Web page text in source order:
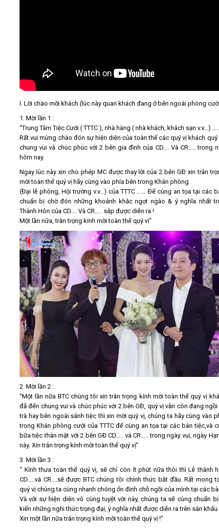
Tìm kiếm
I. Lời chào mời khách (lúc này quan khách đang ở bên ngoài phòng
1. Mời lần 1 :
“Trung Tâm Tiệc Cưới ( TTTC ), nhà hàng ( nhà khách, khách sạn v.v…)
Rất vui mừng chào đón sự hiện diện của toàn thể các quý vị khách quý
chung vui và chúc phúc với 2 bên gia đình của CD…. Và CR….. trong
hôm nay.
Ngay lúc này xin cho phép MC được thay lời của 2 bên GĐ xin trân
mời toàn thể quý vị hãy cùng vào phía bên trong Khán phòng
(Đại lễ phòng, Hội trường v.v…) của TTTC …… Để cùng an tọa tại các
chuẩn bị chờ đón những khoảnh khắc ngọt ngào & ý nghĩa nhất
Thành Hôn của CD…. Và CR…. .sắp được diễn ra !
Một lần nữa, trân trọng kính mời toàn thể quý vị”
2. Mời lần 2 :
“Một lần nữa BTC chúng tôi xin trân trọng kính mời toàn thể quý vị
đã đến chung vui và chúc phúc với 2 bên GĐ, quý vị vẫn còn đang
trà hay bên ngoài sảnh tiệc thì xin mời quý vị, chúng ta hãy cùng vào
trong Khán phòng cưới của TTTC để cùng an tọa tại các bàn tiệc,và
bữa tiệc thân mật với 2 bên GĐ CD….. và CR….. trong ngày vui, ngày
này. Xin trân trọng kính mời toàn thể quý vị”
3. Mời lần 3 :
“ Kính thưa toàn thể quý vị, sẽ chỉ còn ít phút nữa thôi thì Lễ thành
CD…..và CR….sẽ được BTC chúng tôi chính thức bắt đầu. Rất mong
quý vị chúng ta cùng nhanh chóng ổn định chỗ ngồi của mình tại các
Và với sự hiện diện vô cùng tuyệt vời này, chúng ta sẽ cùng chuẩn
kiến những nghi thức trọng đại, ý nghĩa nhất được diễn ra trên sân
Xin một lần nữa trân trọng kính mời toàn thể quý vị !”